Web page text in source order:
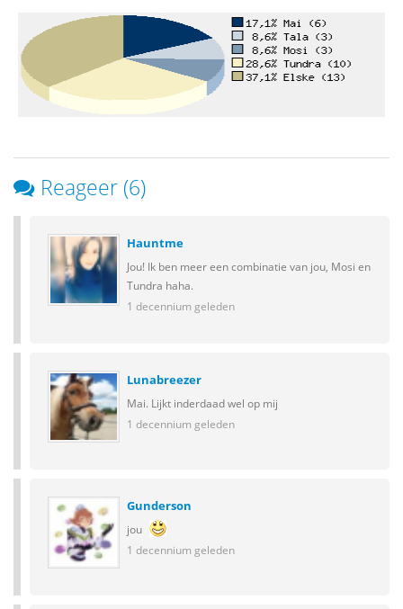
Reageer (6)
Hauntme
Jou! Ik ben meer een combinatie van jou, Mosi en
Tundra haha.
1 decennium geleden
Lunabreezer
Mai. Lijkt inderdaad wel op mij
1 decennium geleden
Gunderson
jou
1 decennium geleden